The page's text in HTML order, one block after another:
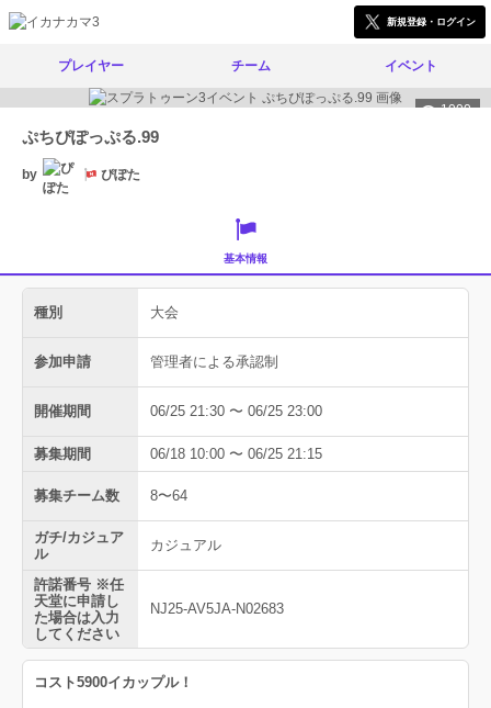
新規登録・ログイン
プレイヤー チーム イベント
1000
ぷちぴぽっぷる.99
by ぴぽた
基本情報
種別 大会
参加申請 管理者による承認制
開催期間 06/25 21:30 〜 06/25 23:00
募集期間 06/18 10:00 〜 06/25 21:15
募集チーム数 8〜64
ガチ/カジュア
ル
カジュアル
許諾番号 ※任
天堂に申請し
た場合は入力
してください
NJ25-AV5JA-N02683
コスト5900イカップル！